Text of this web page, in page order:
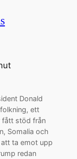
Donald
ett
fått stöd från
Somalia och
ta emot upp
redan